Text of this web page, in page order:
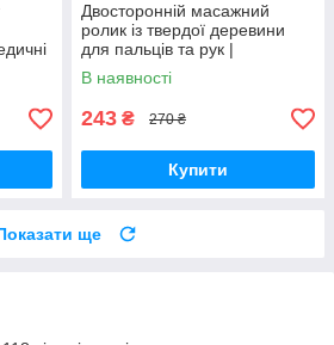
Двосторонній масажний
ролик із твердої деревини
для пальців та рук |
компактний ручний масажер
для релаксу
В наявності
243 ₴ 270 ₴
Купити
ще